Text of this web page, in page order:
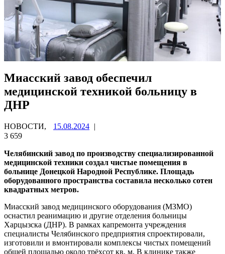
Миасский завод обеспечил
медицинской техникой больницу в
ДНР
НОВОСТИ, 15.08.2024 |
3 659
Челябинский завод по производству специализированной
медицинской техники создал чистые помещения в
больнице Донецкой Народной Республике. Площадь
оборудованного пространства составила несколько сотен
квадратных метров.
Миасский завод медицинского оборудования (МЗМО)
оснастил реанимацию и другие отделения больницы
Харцызска (ДНР). В рамках капремонта учреждения
специалисты Челябинского предприятия спроектировали,
изготовили и вмонтировали комплексы чистых помещений
общей площадью около трёхсот кв. м. В клинике также